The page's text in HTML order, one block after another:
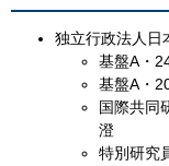
独立行政法人日
基盤A・
基盤A・
国際共同
澄
特別研究